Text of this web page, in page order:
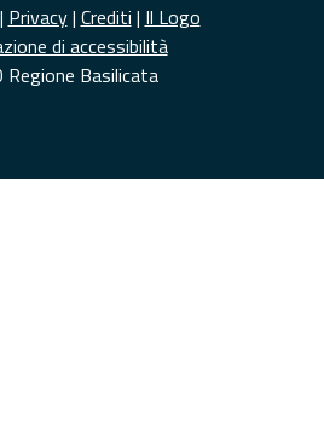
| Privacy| Crediti | Il Logo
di accessibilità
Basilicata